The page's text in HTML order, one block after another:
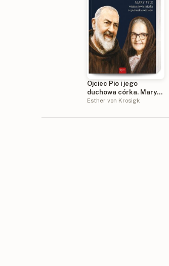
Ojciec Pio i jego
duchowa córka. Mary
Pyle wierna
opiekunka rodziców
Esther von Krosigk